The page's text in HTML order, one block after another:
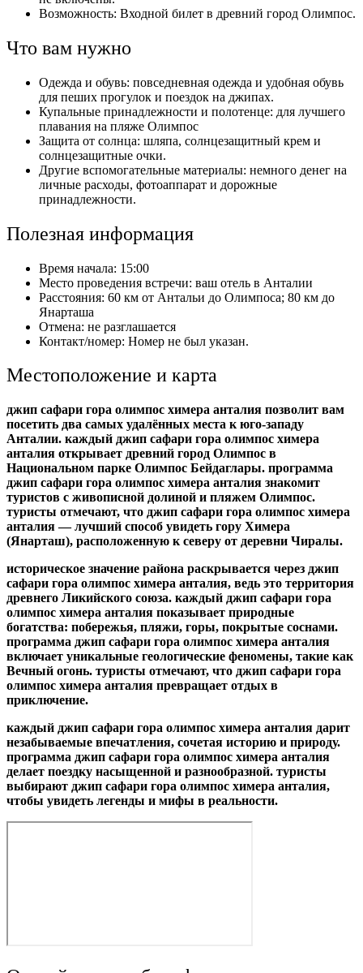
Возможность: Входной билет в древний город Олимпос.
Что вам нужно
Одежда и обувь: повседневная одежда и удобная обувь
для пеших прогулок и поездок на джипах.
Купальные принадлежности и полотенце: для лучшего
плавания на пляже Олимпос
Защита от солнца: шляпа, солнцезащитный крем и
солнцезащитные очки.
Другие вспомогательные материалы: немного денег на
личные расходы, фотоаппарат и дорожные
принадлежности.
Полезная информация
Время начала: 15:00
Место проведения встречи: ваш отель в Анталии
Расстояния: 60 км от Антальи до Олимпоса; 80 км до
Янарташа
Отмена: не разглашается
Контакт/номер: Номер не был указан.
Местоположение и карта
джип сафари гора олимпос химера анталия позволит вам
посетить два самых удалённых места к юго‑западу
Анталии. каждый джип сафари гора олимпос химера
анталия открывает древний город Олимпос в
Национальном парке Олимпос Бейдаглары. программа
джип сафари гора олимпос химера анталия знакомит
туристов с живописной долиной и пляжем Олимпос.
туристы отмечают, что джип сафари гора олимпос химера
анталия — лучший способ увидеть гору Химера
(Янарташ), расположенную к северу от деревни Чиралы.
историческое значение района раскрывается через джип
сафари гора олимпос химера анталия, ведь это территория
древнего Ликийского союза. каждый джип сафари гора
олимпос химера анталия показывает природные
богатства: побережья, пляжи, горы, покрытые соснами.
программа джип сафари гора олимпос химера анталия
включает уникальные геологические феномены, такие как
Вечный огонь. туристы отмечают, что джип сафари гора
олимпос химера анталия превращает отдых в
приключение.
каждый джип сафари гора олимпос химера анталия дарит
незабываемые впечатления, сочетая историю и природу.
программа джип сафари гора олимпос химера анталия
делает поездку насыщенной и разнообразной. туристы
выбирают джип сафари гора олимпос химера анталия,
чтобы увидеть легенды и мифы в реальности.